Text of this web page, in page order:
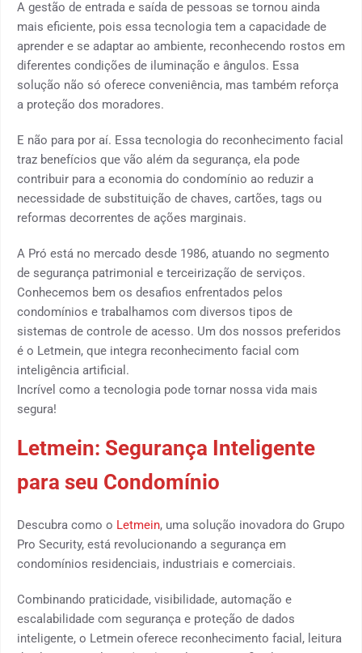
A gestão de entrada e saída de pessoas se tornou ainda
mais eficiente, pois essa tecnologia tem a capacidade de
aprender e se adaptar ao ambiente, reconhecendo rostos em
diferentes condições de iluminação e ângulos. Essa
solução não só oferece conveniência, mas também reforça
a proteção dos moradores.
E não para por aí. Essa tecnologia do reconhecimento facial
traz benefícios que vão além da segurança, ela pode
contribuir para a economia do condomínio ao reduzir a
necessidade de substituição de chaves, cartões, tags ou
reformas decorrentes de ações marginais.
A Pró está no mercado desde 1986, atuando no segmento
de segurança patrimonial e terceirização de serviços.
Conhecemos bem os desafios enfrentados pelos
condomínios e trabalhamos com diversos tipos de
sistemas de controle de acesso. Um dos nossos preferidos
é o Letmein, que integra reconhecimento facial com
inteligência artificial.
Incrível como a tecnologia pode tornar nossa vida mais
segura!
Letmein: Segurança Inteligente
para seu Condomínio
Descubra como o Letmein, uma solução inovadora do Grupo
Pro Security, está revolucionando a segurança em
condomínios residenciais, industriais e comerciais.
Combinando praticidade, visibilidade, automação e
escalabilidade com segurança e proteção de dados
inteligente, o Letmein oferece reconhecimento facial, leitura